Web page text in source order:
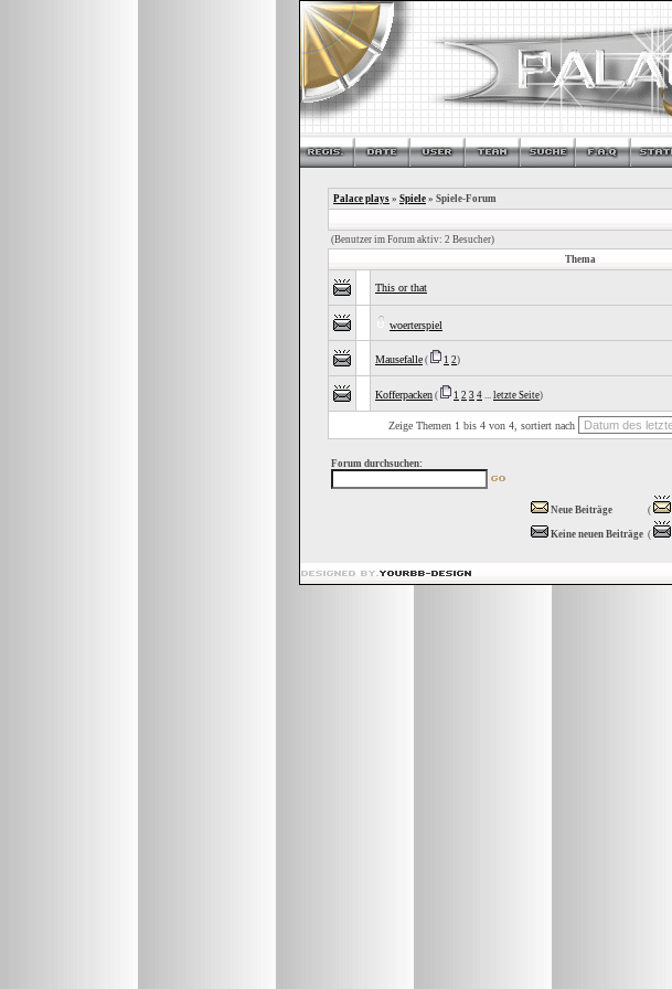
Palace plays » Spiele » Spiele-Forum
(Benutzer im Forum aktiv: 2 Besucher)
Thema
This or that
woerterspiel
Mausefalle ( 1 2)
Kofferpacken ( 1 2 3 4 ... letzte Seite)
Zeige Themen 1 bis 4 von 4, sortiert nach
Forum durchsuchen:
Neue Beiträge (
Keine neuen Beiträge (